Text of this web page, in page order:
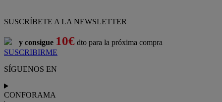
SUSCRÍBETE A LA NEWSLETTER
y consigue 10€ dto para la próxima compra
SUSCRIBIRME
SÍGUENOS EN
CONFORAMA